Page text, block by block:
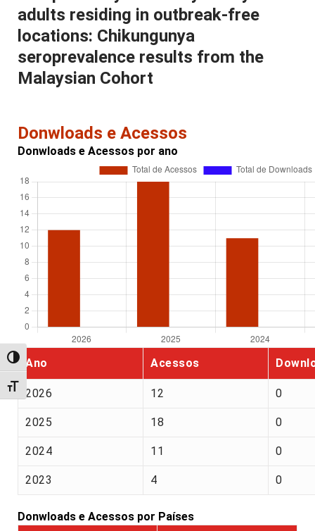
Alternar alto contraste
Alternar tamanho da fonte
adults residing in outbreak-free
locations: Chikungunya
seroprevalence results from the
Malaysian Cohort
Donwloads e Acessos
Donwloads e Acessos por ano
Ano Acessos
2026 12 0
2025 18 0
2024 11 0
2023 4 0
Donwloads e Acessos por Países